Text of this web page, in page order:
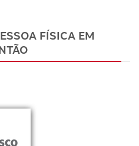
FÍSICA EM